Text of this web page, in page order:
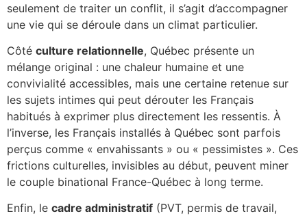
seulement de traiter un conflit, il s’agit d’accompagner
une vie qui se déroule dans un climat particulier.
Côté culture relationnelle, Québec présente un
mélange original : une chaleur humaine et une
convivialité accessibles, mais une certaine retenue sur
les sujets intimes qui peut dérouter les Français
habitués à exprimer plus directement les ressentis. À
l’inverse, les Français installés à Québec sont parfois
perçus comme « envahissants » ou « pessimistes ». Ces
frictions culturelles, invisibles au début, peuvent miner
le couple binational France-Québec à long terme.
Enfin, le cadre administratif (PVT, permis de travail,